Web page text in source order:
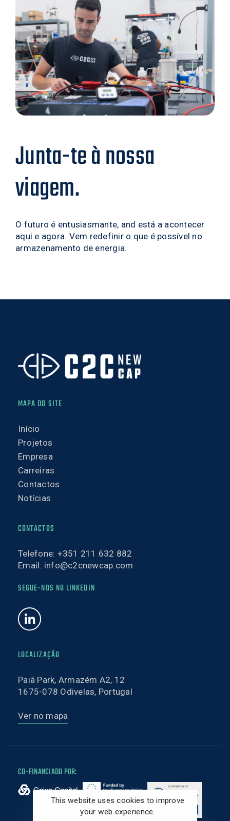
Junta-te à nossa
viagem.
O futuro é entusiasmante, and está a acontecer
aqui e agora. Vem redefinir o que é possível no
armazenamento de energia.
MAPA DO SITE
Início
Projetos
Empresa
Carreiras
Contactos
Notícias
CONTACTOS
Telefone: +351 211 632 882
Email: info@c2cnewcap.com
SEGUE-NOS NO LINKEDIN
LOCALIZAÇÃO
Paiã Park, Armazém A2, 12
1675-078 Odivelas, Portugal
Ver no mapa
CO-FINANCIADO POR:
This website uses cookies to improve
your web experience.